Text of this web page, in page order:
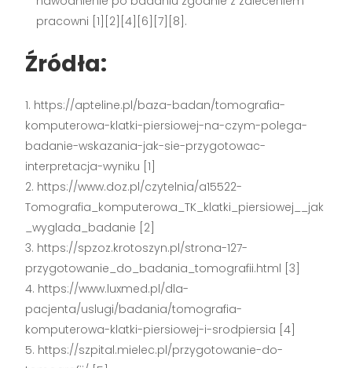
pracowni [1][2][4][6][7][8].
Źródła:
https://apteline.pl/baza-badan/tomografia-
komputerowa-klatki-piersiowej-na-czym-polega-
badanie-wskazania-jak-sie-przygotowac-
interpretacja-wyniku [1]
https://www.doz.pl/czytelnia/a15522-
Tomografia_komputerowa_TK_klatki_piersiowej__jak
_wyglada_badanie [2]
https://spzoz.krotoszyn.pl/strona-127-
przygotowanie_do_badania_tomografii.html [3]
https://www.luxmed.pl/dla-
pacjenta/uslugi/badania/tomografia-
komputerowa-klatki-piersiowej-i-srodpiersia [4]
https://szpital.mielec.pl/przygotowanie-do-